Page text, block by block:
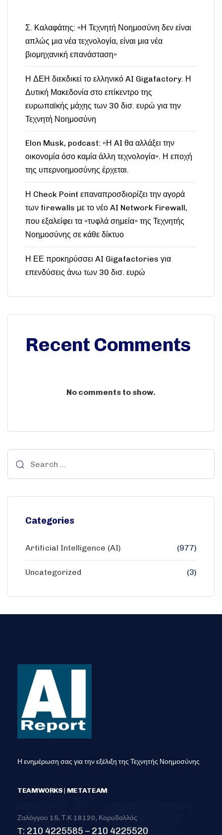
Σ. Καλαφάτης: «Η Τεχνητή Νοημοσύνη δεν είναι
απλώς μια νέα τεχνολογία, είναι μια νέα
βιομηχανική επανάσταση»
Η ΔΕΗ διεκδικεί το ελληνικό AI Gigafactory. Η
Δυτική Μακεδονία στο επίκεντρο της
ευρωπαϊκής μάχης των 30 δισ. ευρώ για την
Τεχνητή Νοημοσύνη
Elon Musk, podcast: «Η AI θα αλλάξει την
οικονομία όσο καμία άλλη τεχνολογία». Η εποχή
της υπερνοημοσύνης έρχεται.
Η Check Point επαναπροσδιορίζει την αγορά
των firewalls με το νέο AI Network Firewall,
που εξαλείφει τα «τυφλά σημεία» της Τεχνητής
Νοημοσύνης σε κάθε δίκτυο
Η ΕΕ προκηρύσσει AI Gigafactories για
επενδύσεις άνω των 30 δισ. ευρώ
Recent Comments
No comments to show.
Categories
Artificial Intelligence (AI) (977)
Uncategorized (3)
Η ενημέρωση σας για την εξέλιξη της Τεχνητής Νοημοσύνης
TEAMWORKS | METATEAM
Ζαλόγγου 15, Τ.Κ 18120, Κορυδαλλός
Τ: 210 4225585 – 210 4225520